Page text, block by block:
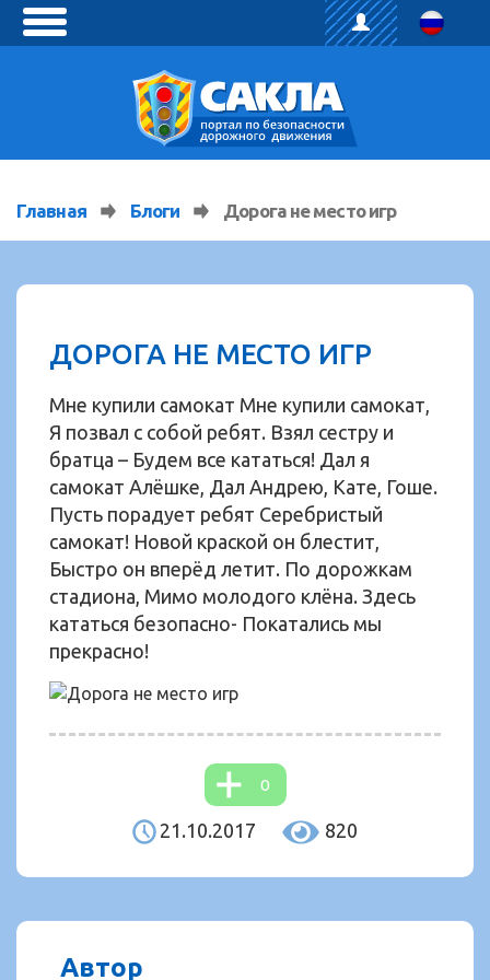
toggle
Главная Блоги Дорога не место игр
ДОРОГА НЕ МЕСТО ИГР
Мне купили самокат Мне купили самокат,
Я позвал с собой ребят. Взял сестру и
братца – Будем все кататься! Дал я
самокат Алёшке, Дал Андрею, Кате, Гоше.
Пусть порадует ребят Серебристый
самокат! Новой краской он блестит,
Быстро он вперёд летит. По дорожкам
стадиона, Мимо молодого клёна. Здесь
кататься безопасно- Покатались мы
прекрасно!
0
21.10.2017 820
Автор